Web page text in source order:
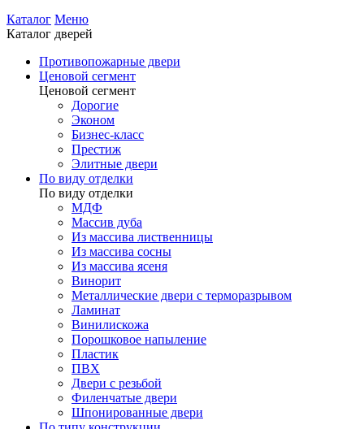
Каталог Меню
Каталог дверей
Противопожарные двери
Ценовой сегмент
Ценовой сегмент
Дорогие
Эконом
Бизнес-класс
Престиж
Элитные двери
По виду отделки
По виду отделки
МДФ
Массив дуба
Из массива лиственницы
Из массива сосны
Из массива ясеня
Винорит
Металлические двери с терморазрывом
Ламинат
Винилискожа
Порошковое напыление
Пластик
ПВХ
Двери с резьбой
Филенчатые двери
Шпонированные двери